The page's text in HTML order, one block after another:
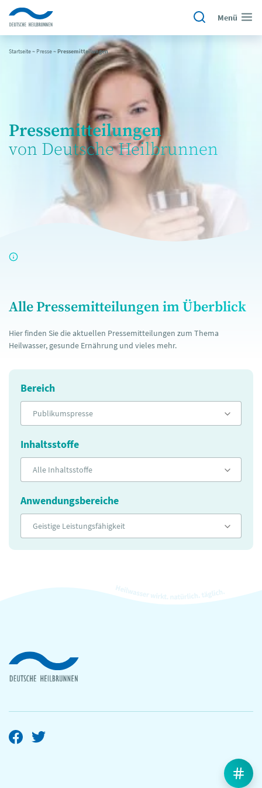
Menü
Startseite~ Presse~Pressemitteilungen
Pressemitteilungen
von Deutsche Heilbrunnen
Alle Pressemitteilungen im Überblick
Hier finden Sie die aktuellen Pressemitteilungen zum Thema
Heilwasser, gesunde Ernährung und vieles mehr.
Bereich
Publikumspresse
Inhaltsstoffe
Alle Inhaltsstoffe
Anwendungsbereiche
Geistige Leistungsfähigkeit